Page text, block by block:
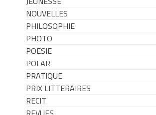
NOUVELLES
PHILOSOPHIE
PHOTO
POESIE
POLAR
PRATIQUE
PRIX LITTERAIRES
RECIT